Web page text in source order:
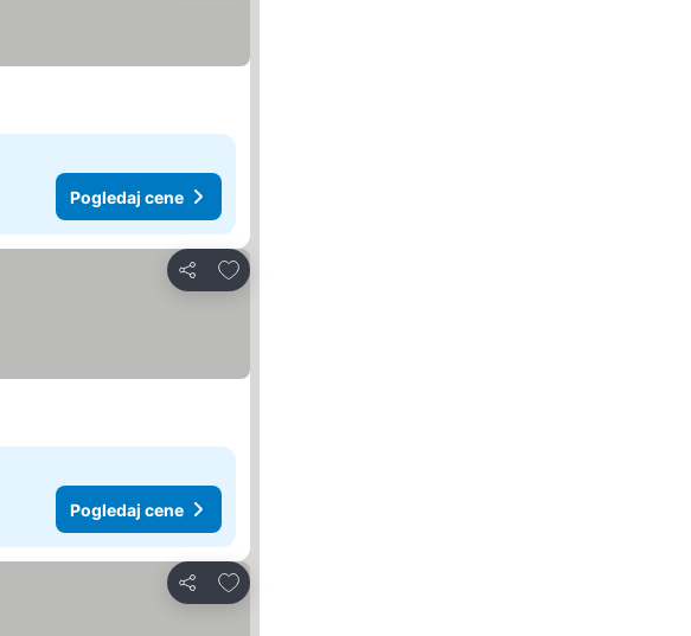
Pogledaj cene
Deli
Dodati u favorite
Pogledaj cene
Deli
Dodati u favorite